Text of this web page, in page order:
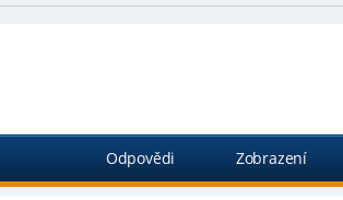
Odpovědi Zobrazení